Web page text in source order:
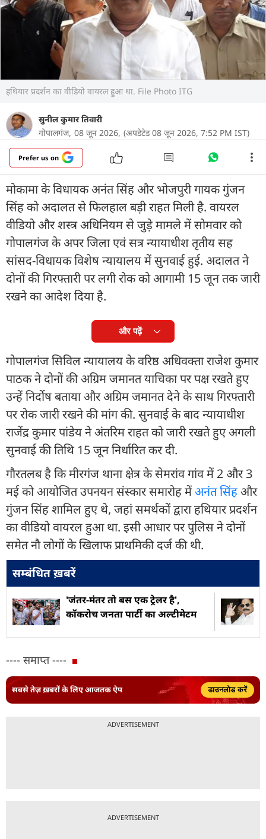
हथियार प्रदर्शन का वीडियो वायरल हुआ था. File Photo ITG
सुनील कुमार तिवारी
गोपालगंज, 08 जून 2026, (अपडेटेड 08 जून 2026, 7:52 PM IST)
Prefer us on
मोकामा के विधायक अनंत सिंह और भोजपुरी गायक गुंजन
सिंह को अदालत से फिलहाल बड़ी राहत मिली है. वायरल
वीडियो और शस्त्र अधिनियम से जुड़े मामले में सोमवार को
गोपालगंज के अपर जिला एवं सत्र न्यायाधीश तृतीय सह
सांसद-विधायक विशेष न्यायालय में सुनवाई हुई. अदालत ने
दोनों की गिरफ्तारी पर लगी रोक को आगामी 15 जून तक जारी
रखने का आदेश दिया है.
और पढ़ें
गोपालगंज सिविल न्यायालय के वरिष्ठ अधिवक्ता राजेश कुमार
पाठक ने दोनों की अग्रिम जमानत याचिका पर पक्ष रखते हुए
उन्हें निर्दोष बताया और अग्रिम जमानत देने के साथ गिरफ्तारी
पर रोक जारी रखने की मांग की. सुनवाई के बाद न्यायाधीश
राजेंद्र कुमार पांडेय ने अंतरिम राहत को जारी रखते हुए अगली
सुनवाई की तिथि 15 जून निर्धारित कर दी.
गौरतलब है कि मीरगंज थाना क्षेत्र के सेमरांव गांव में 2 और 3
मई को आयोजित उपनयन संस्कार समारोह मेंअनंत सिंहऔर
गुंजन सिंह शामिल हुए थे, जहां समर्थकों द्वारा हथियार प्रदर्शन
का वीडियो वायरल हुआ था. इसी आधार पर पुलिस ने दोनों
समेत नौ लोगों के खिलाफ प्राथमिकी दर्ज की थी.
सम्बंधित ख़बरें
'जंतर-मंतर तो बस एक ट्रेलर है',
कॉकरोच जनता पार्टी का अल्टीमेटम
---- समाप्त ----
सबसे तेज़ ख़बरों के लिए आजतक ऐप डाउनलोड करें
ADVERTISEMENT
ADVERTISEMENT